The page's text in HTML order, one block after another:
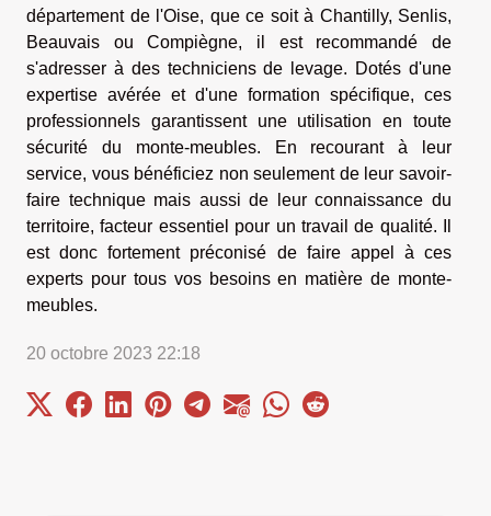
département de l'Oise, que ce soit à Chantilly, Senlis,
Beauvais ou Compiègne, il est recommandé de
s'adresser à des techniciens de levage. Dotés d'une
expertise avérée et d'une formation spécifique, ces
professionnels garantissent une utilisation en toute
sécurité du monte-meubles. En recourant à leur
service, vous bénéficiez non seulement de leur savoir-
faire technique mais aussi de leur connaissance du
territoire, facteur essentiel pour un travail de qualité. Il
est donc fortement préconisé de faire appel à ces
experts pour tous vos besoins en matière de monte-
meubles.
20 octobre 2023 22:18